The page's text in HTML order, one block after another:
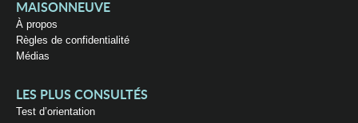
MAISONNEUVE
À propos
Règles de confidentialité
Médias
LES PLUS CONSULTÉS
Test d’orientation